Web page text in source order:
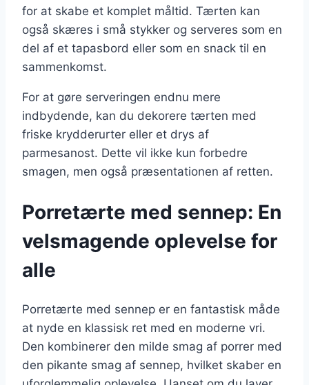
for at skabe et komplet måltid. Tærten kan
også skæres i små stykker og serveres som en
del af et tapasbord eller som en snack til en
sammenkomst.
For at gøre serveringen endnu mere
indbydende, kan du dekorere tærten med
friske krydderurter eller et drys af
parmesanost. Dette vil ikke kun forbedre
smagen, men også præsentationen af retten.
Porretærte med sennep: En
velsmagende oplevelse for
alle
Porretærte med sennep er en fantastisk måde
at nyde en klassisk ret med en moderne vri.
Den kombinerer den milde smag af porrer med
den pikante smag af sennep, hvilket skaber en